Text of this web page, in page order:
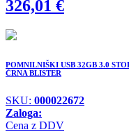
326,01 €
POMNILNIŠKI USB 32GB 3.0
ČRNA BLISTER
SKU: 000022672
Zaloga:
Cena z DDV